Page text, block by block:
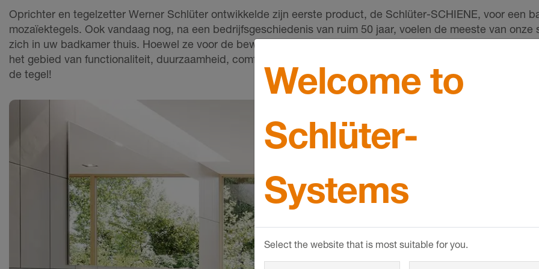
Oprichter en tegelzetter Werner Schlüter ontwikkelde zijn eerste product, de Schlüter-SCHIENE, voor een
mozaïektegels. Ook vandaag nog, na een bedrijfsgeschiedenis van ruim 50 jaar, voelen de meeste van onze
zich in uw badkamer thuis. Hoewel ze voor de bewoner niet per se zichtbaar zijn, maken ze altijd een
het gebied van functionaliteit, duurzaamheid, comfort of design. Kijk nog eens goed en werp een blik op
de tegel!
Welcome to
Schlüter-
Systems
Select the website that is most suitable for you.